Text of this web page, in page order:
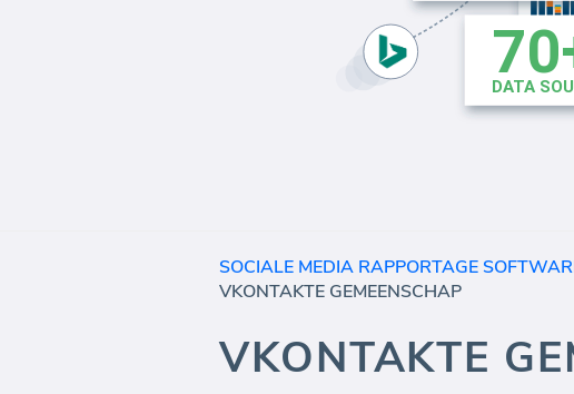
SOCIALE MEDIA RAPPORTAGE
VKONTAKTE GEMEENSCHAP
VKONTAKTE